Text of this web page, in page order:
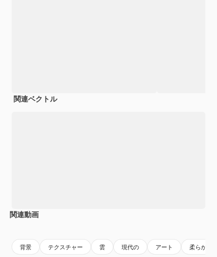
関連ベクトル
関連動画
背景 テクスチャー 雲 現代の アート 柔らかい